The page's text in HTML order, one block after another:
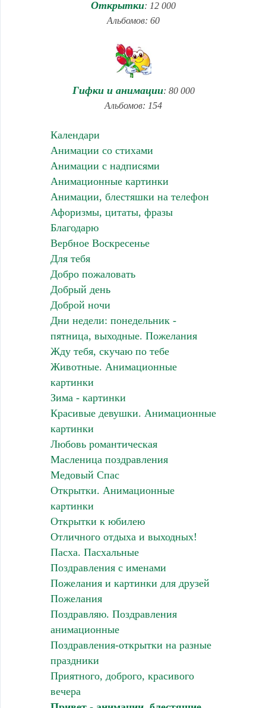
Открытки: 12 000
Альбомов: 60
Гифки и анимации: 80 000
Альбомов: 154
Календари
Анимации со стихами
Анимации с надписями
Анимационные картинки
Анимации, блестяшки на телефон
Афоризмы, цитаты, фразы
Благодарю
Вербное Воскресенье
Для тебя
Добро пожаловать
Добрый день
Доброй ночи
Дни недели: понедельник -
пятница, выходные. Пожелания
Жду тебя, скучаю по тебе
Животные. Анимационные
картинки
Зима - картинки
Красивые девушки. Анимационные
картинки
Любовь романтическая
Масленица поздравления
Медовый Спас
Открытки. Анимационные
картинки
Открытки к юбилею
Отличного отдыха и выходных!
Пасха. Пасхальные
Поздравления с именами
Пожелания и картинки для друзей
Пожелания
Поздравляю. Поздравления
анимационные
Поздравления-открытки на разные
праздники
Приятного, доброго, красивого
вечера